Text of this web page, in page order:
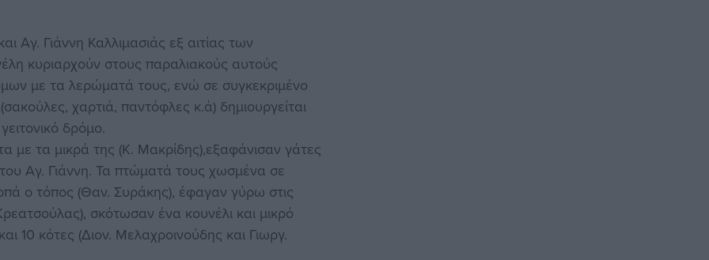
Αγ. Γιάννη Καλλιμασιάς εξ αιτίας των
κυριαρχούν στους παραλιακούς αυτούς
με τα λερώματά τους, ενώ σε συγκεκριμένο
χαρτιά, παντόφλες κ.ά) δημιουργείται
δρόμο.
με τα μικρά της (Κ. Μακρίδης),εξαφάνισαν γάτες
Αγ. Γιάννη. Τα πτώματά τους χωσμένα σε
ο τόπος (Θαν. Συράκης), έφαγαν γύρω στις
σκότωσαν ένα κουνέλι και μικρό
10 κότες (Διον. Μελαχροινούδης και Γιωργ.